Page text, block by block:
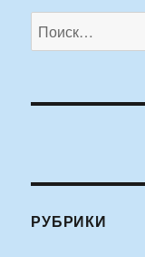
Искать:
РУБРИКИ